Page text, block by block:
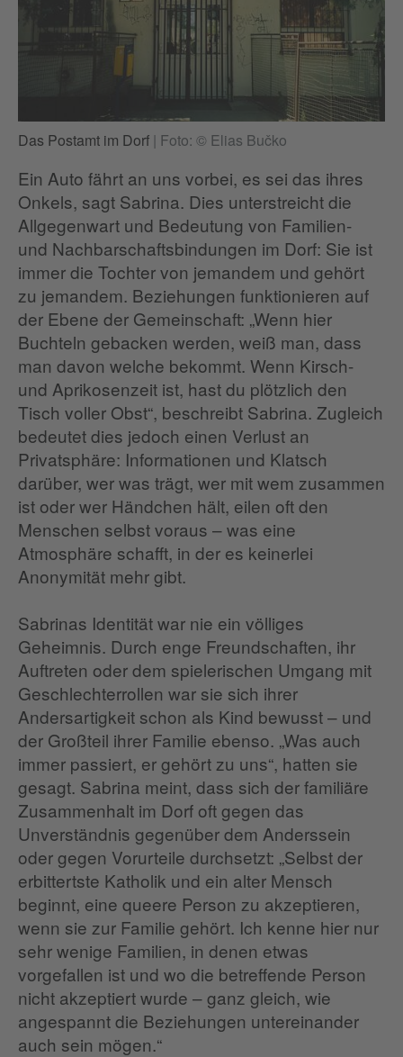
Das Postamt im Dorf | Foto: © Elias Bučko
Ein Auto fährt an uns vorbei, es sei das ihres
Onkels, sagt Sabrina. Dies unterstreicht die
Allgegenwart und Bedeutung von Familien-
und Nachbarschaftsbindungen im Dorf: Sie ist
immer die Tochter von jemandem und gehört
zu jemandem. Beziehungen funktionieren auf
der Ebene der Gemeinschaft: „Wenn hier
Buchteln gebacken werden, weiß man, dass
man davon welche bekommt. Wenn Kirsch-
und Aprikosenzeit ist, hast du plötzlich den
Tisch voller Obst“, beschreibt Sabrina. Zugleich
bedeutet dies jedoch einen Verlust an
Privatsphäre: Informationen und Klatsch
darüber, wer was trägt, wer mit wem zusammen
ist oder wer Händchen hält, eilen oft den
Menschen selbst voraus – was eine
Atmosphäre schafft, in der es keinerlei
Anonymität mehr gibt.
Sabrinas Identität war nie ein völliges
Geheimnis. Durch enge Freundschaften, ihr
Auftreten oder dem spielerischen Umgang mit
Geschlechterrollen war sie sich ihrer
Andersartigkeit schon als Kind bewusst – und
der Großteil ihrer Familie ebenso. „Was auch
immer passiert, er gehört zu uns“, hatten sie
gesagt. Sabrina meint, dass sich der familiäre
Zusammenhalt im Dorf oft gegen das
Unverständnis gegenüber dem Anderssein
oder gegen Vorurteile durchsetzt: „Selbst der
erbittertste Katholik und ein alter Mensch
beginnt, eine queere Person zu akzeptieren,
wenn sie zur Familie gehört. Ich kenne hier nur
sehr wenige Familien, in denen etwas
vorgefallen ist und wo die betreffende Person
nicht akzeptiert wurde – ganz gleich, wie
angespannt die Beziehungen untereinander
auch sein mögen.“